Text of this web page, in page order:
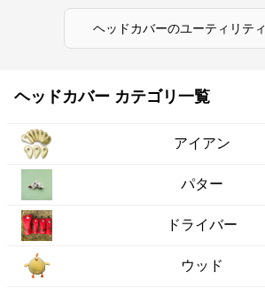
ヘッドカバーのユーティリティ
ヘッドカバー カテゴリ一覧
アイアン
パター
ドライバー
ウッド